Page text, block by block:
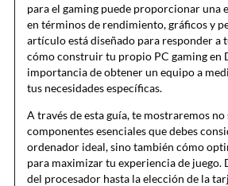
para el gaming puede proporcionar una
en términos de rendimiento, gráficos y
artículo está diseñado para responder a
cómo construir tu propio PC gaming en
importancia de obtener un equipo a
tus necesidades específicas.
A través de esta guía, te mostraremos no
componentes esenciales que debes
ordenador ideal, sino también cómo
para maximizar tu experiencia de juego.
del procesador hasta la elección de la